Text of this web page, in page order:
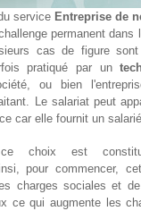
service Entreprise de
permanent
cas de figure
pratiqué par un
ou bien
Le salariat peut
car elle fournit un
ce choix est
pour commencer,
charges sociales et
ce qui augmente les